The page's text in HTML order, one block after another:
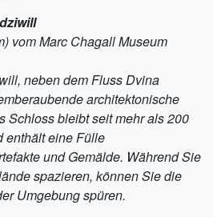
vom Marc Chagall Museum
neben dem Fluss Dvina
architektonische
Schloss bleibt seit mehr als 200
enthält eine Fülle
und Gemälde. Während Sie
spazieren, können Sie die
Umgebung spüren.